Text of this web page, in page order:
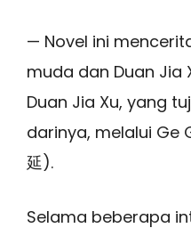
— Novel ini
muda dan Duan Jia
Duan Jia Xu, yang
darinya, melalui Ge
延).
Selama beberapa